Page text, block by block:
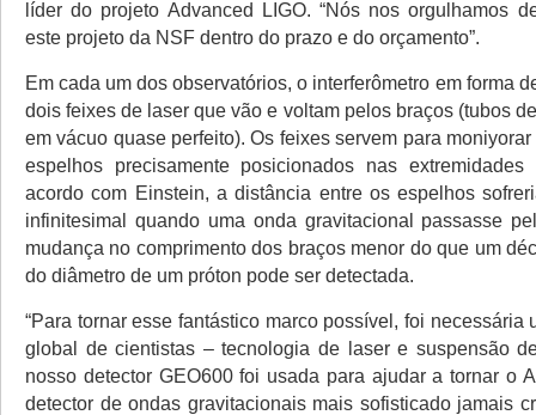
líder do projeto Advanced LIGO. “Nós nos orgulhamos
este projeto da NSF dentro do prazo e do orçamento”.
Em cada um dos observatórios, o interferômetro em forma
dois feixes de laser que vão e voltam pelos braços (tubos
em vácuo quase perfeito). Os feixes servem para
espelhos precisamente posicionados nas
acordo com Einstein, a distância entre os espelhos
infinitesimal quando uma onda gravitacional passasse
mudança no comprimento dos braços menor do que um
do diâmetro de um próton pode ser detectada.
“Para tornar esse fantástico marco possível, foi necessária
global de cientistas – tecnologia de laser e suspensão
nosso detector GEO600 foi usada para ajudar a tornar o
detector de ondas gravitacionais mais sofisticado jamais